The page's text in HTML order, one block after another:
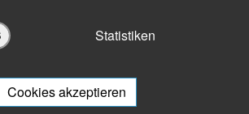
Statistiken
Cookies akzeptieren